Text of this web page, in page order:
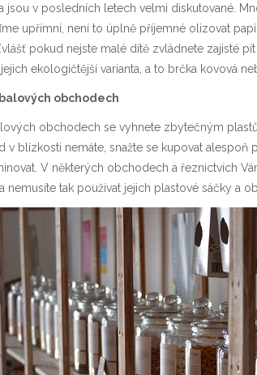
jsou v posledních letech velmi diskutované.
upřímní, není to úplně příjemné olizovat
pokud nejste malé dítě zvládnete zajisté
ekologičtější varianta, a to brčka kovová
obchodech
obchodech se vyhnete zbytečným
v blízkosti nemáte, snažte se kupovat alespoň
V některých obchodech a řeznictvích
nemusíte tak používat jejich plastové sáčky a